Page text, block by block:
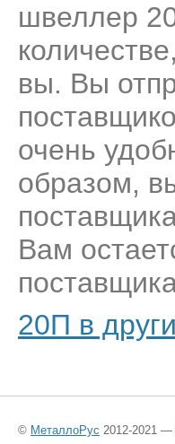
швеллер
вы. Вы
очень
образом,
Вам
20П в
© МеталлоРус 2012-2021 —